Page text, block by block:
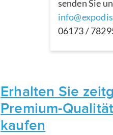
senden Sie
06173 /
Erhalten Sie
Premium-
kaufen